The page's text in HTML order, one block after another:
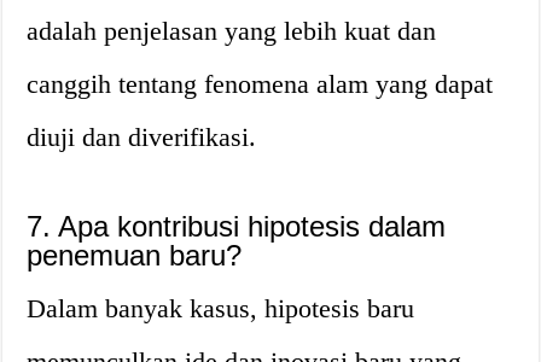
adalah penjelasan yang lebih kuat dan
canggih tentang fenomena alam yang dapat
diuji dan diverifikasi.
7. Apa kontribusi hipotesis dalam
penemuan baru?
Dalam banyak kasus, hipotesis baru